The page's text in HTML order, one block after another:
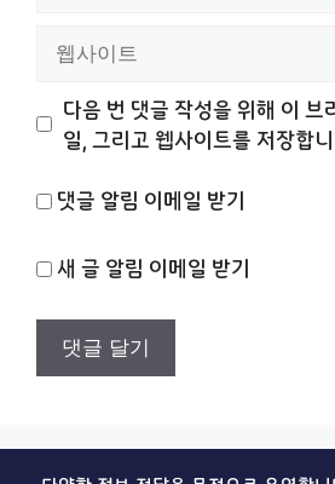
트
다음 번 댓글 작성을 위해 이 브
일, 그리고 웹사이트를 저장합
댓글 알림 이메일 받기
새 글 알림 이메일 받기